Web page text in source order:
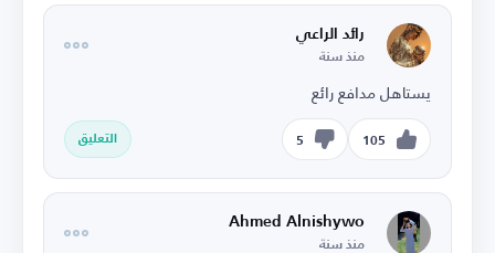
رائد الراعي
منذ سنة
يستاهل مدافع رائع
105
5 التعليق
Ahmed Alnishywo
منذ سنة